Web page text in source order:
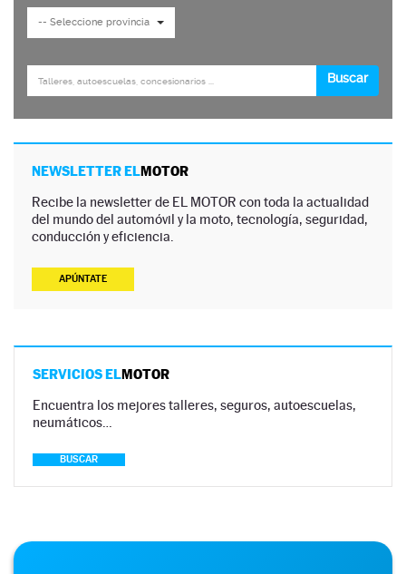
NEWSLETTER ELMOTOR
Recibe la newsletter de EL MOTOR con toda la actualidad
del mundo del automóvil y la moto, tecnología, seguridad,
conducción y eficiencia.
APÚNTATE
SERVICIOS ELMOTOR
Encuentra los mejores talleres, seguros, autoescuelas,
neumáticos…
BUSCAR